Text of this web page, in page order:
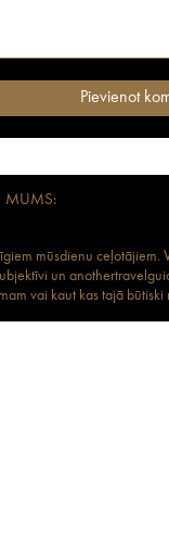
MUMS:
mūsdienu
un
vai kaut kas tajā